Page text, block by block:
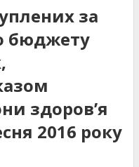
за
бюджету
здоров’я
2016 року